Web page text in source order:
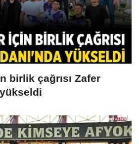
birlik çağrısı Zafer